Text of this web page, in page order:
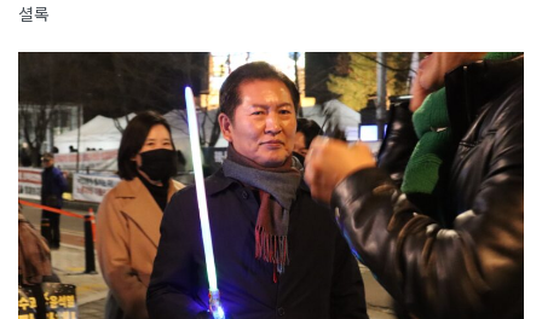
셜록